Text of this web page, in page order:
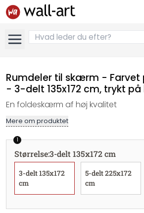
Rumdeler til skærm -
- 3-delt 135x172 cm, trykt
En foldeskærm af høj kvalitet
Mere om produktet
1
Størrelse:3-delt 135x172 cm
3-delt 135x172
cm
5-delt 225x172
cm